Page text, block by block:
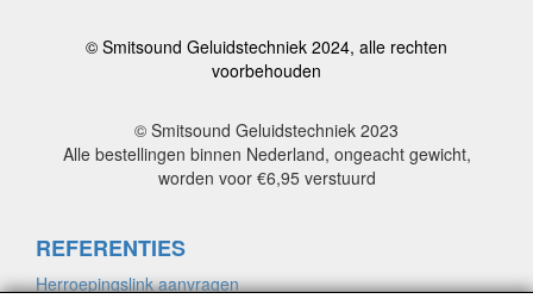
© Smitsound Geluidstechniek 2024, alle rechten
voorbehouden
© Smitsound Geluidstechniek 2023
Alle bestellingen binnen Nederland, ongeacht gewicht,
worden voor €6,95 verstuurd
REFERENTIES
Herroepingslink aanvragen